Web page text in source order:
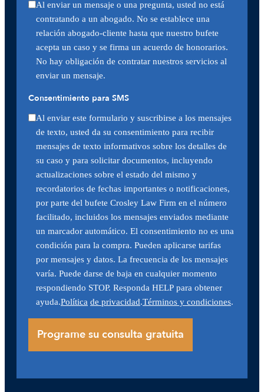
Al enviar un mensaje o una pregunta, usted no está
contratando a un abogado. No se establece una
relación abogado-cliente hasta que nuestro bufete
acepta un caso y se firma un acuerdo de honorarios.
No hay obligación de contratar nuestros servicios al
enviar un mensaje.
Consentimiento para SMS
Al enviar este formulario y suscribirse a los mensajes
de texto, usted da su consentimiento para recibir
mensajes de texto informativos sobre los detalles de
su caso y para solicitar documentos, incluyendo
actualizaciones sobre el estado del mismo y
recordatorios de fechas importantes o notificaciones,
por parte del bufete Crosley Law Firm en el número
facilitado, incluidos los mensajes enviados mediante
un marcador automático. El consentimiento no es una
condición para la compra. Pueden aplicarse tarifas
por mensajes y datos. La frecuencia de los mensajes
varía. Puede darse de baja en cualquier momento
respondiendo STOP. Responda HELP para obtener
ayuda.Política de privacidad.Términos y condiciones.